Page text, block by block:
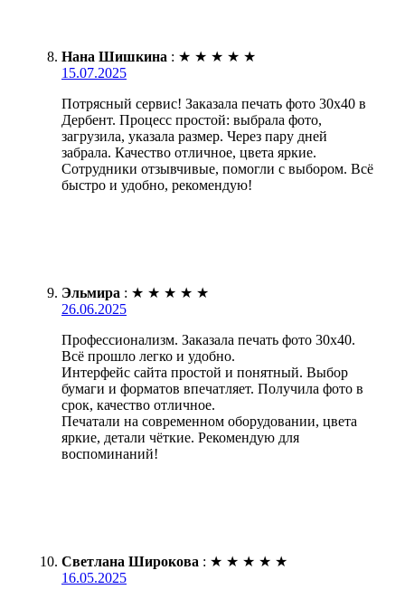
Нана Шишкина : ★ ★ ★ ★ ★
15.07.2025
Потрясный сервис! Заказала печать фото 30х40 в
Дербент. Процесс простой: выбрала фото,
загрузила, указала размер. Через пару дней
забрала. Качество отличное, цвета яркие.
Сотрудники отзывчивые, помогли с выбором. Всё
быстро и удобно, рекомендую!
Эльмира : ★ ★ ★ ★ ★
26.06.2025
Профессионализм. Заказала печать фото 30х40.
Всё прошло легко и удобно.
Интерфейс сайта простой и понятный. Выбор
бумаги и форматов впечатляет. Получила фото в
срок, качество отличное.
Печатали на современном оборудовании, цвета
яркие, детали чёткие. Рекомендую для
воспоминаний!
Светлана Широкова : ★ ★ ★ ★ ★
16.05.2025